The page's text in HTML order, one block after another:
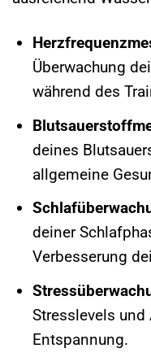
Überwachung
während des
deines
allgemeine
deiner
Verbesserung
Stresslevels und
Entspannung.